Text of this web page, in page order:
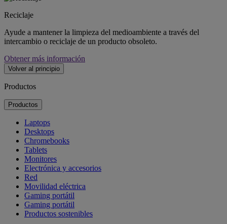
Reciclaje
Ayude a mantener la limpieza del medioambiente a través del
intercambio o reciclaje de un producto obsoleto.
Obtener más información
Volver al principio
Productos
Productos
Laptops
Desktops
Chromebooks
Tablets
Monitores
Electrónica y accesorios
Red
Movilidad eléctrica
Gaming portátil
Gaming portátil
Productos sostenibles